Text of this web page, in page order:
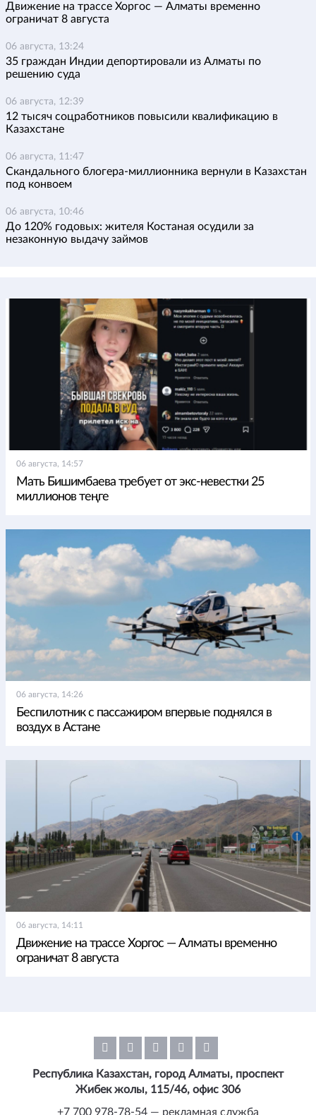
Движение на трассе Хоргос — Алматы временно
ограничат 8 августа
06 августа, 13:24
35 граждан Индии депортировали из Алматы по
решению суда
06 августа, 12:39
12 тысяч соцработников повысили квалификацию в
Казахстане
06 августа, 11:47
Скандального блогера-миллионника вернули в Казахстан
под конвоем
06 августа, 10:46
До 120% годовых: жителя Костаная осудили за
незаконную выдачу займов
06 августа, 14:57
Мать Бишимбаева требует от экс-невестки 25
миллионов теңге
06 августа, 14:26
Беспилотник с пассажиром впервые поднялся в
воздух в Астане
06 августа, 14:11
Движение на трассе Хоргос — Алматы временно
ограничат 8 августа
Республика Казахстан, город Алматы, проспект
Жибек жолы, 115/46, офис 306
+7 700 978-78-54 — рекламная служба